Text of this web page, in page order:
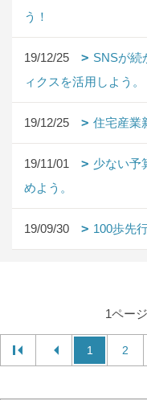
う！
19/12/25
SNSが続
ィクスを活用しよう。
19/12/25 住宅産業
19/11/01
少ない予
めよう。
19/09/30 100歩先
1ペー
1 2